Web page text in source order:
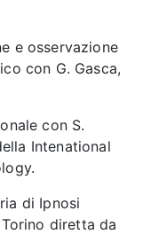
e osservazione
con G. Gasca,
con S.
Intenational
di Ipnosi
diretta da